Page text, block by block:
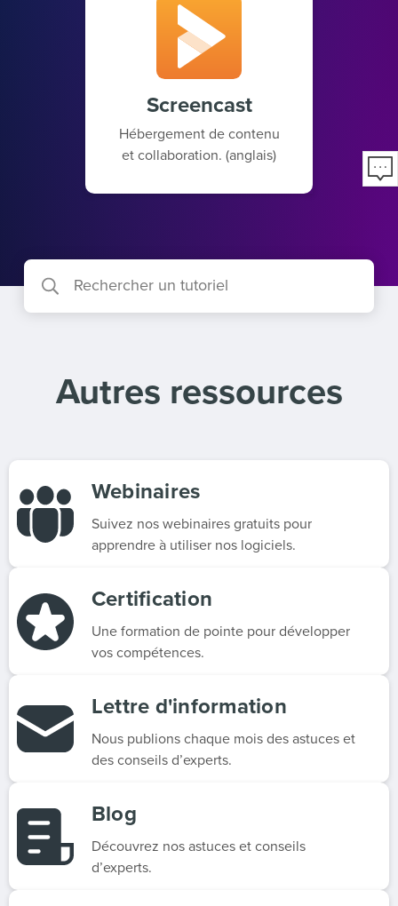
Screencast
Hébergement de contenu
et collaboration. (anglais)
Autres ressources
Webinaires
Suivez nos webinaires gratuits pour
apprendre à utiliser nos logiciels.
Certification
Une formation de pointe pour développer
vos compétences.
Lettre d'information
Nous publions chaque mois des astuces et
des conseils d’experts.
Blog
Découvrez nos astuces et conseils
d’experts.